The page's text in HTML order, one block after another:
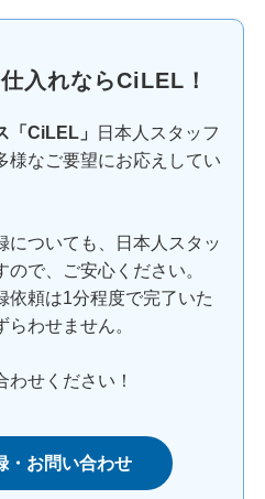
入れならCiLEL！
「CiLEL」
日本人スタッフ
様なご要望にお応えしてい
についても、日本人スタッ
で、ご安心ください。
依頼は1分程度で完了いた
わせません。
わせください！
・お問い合わせ